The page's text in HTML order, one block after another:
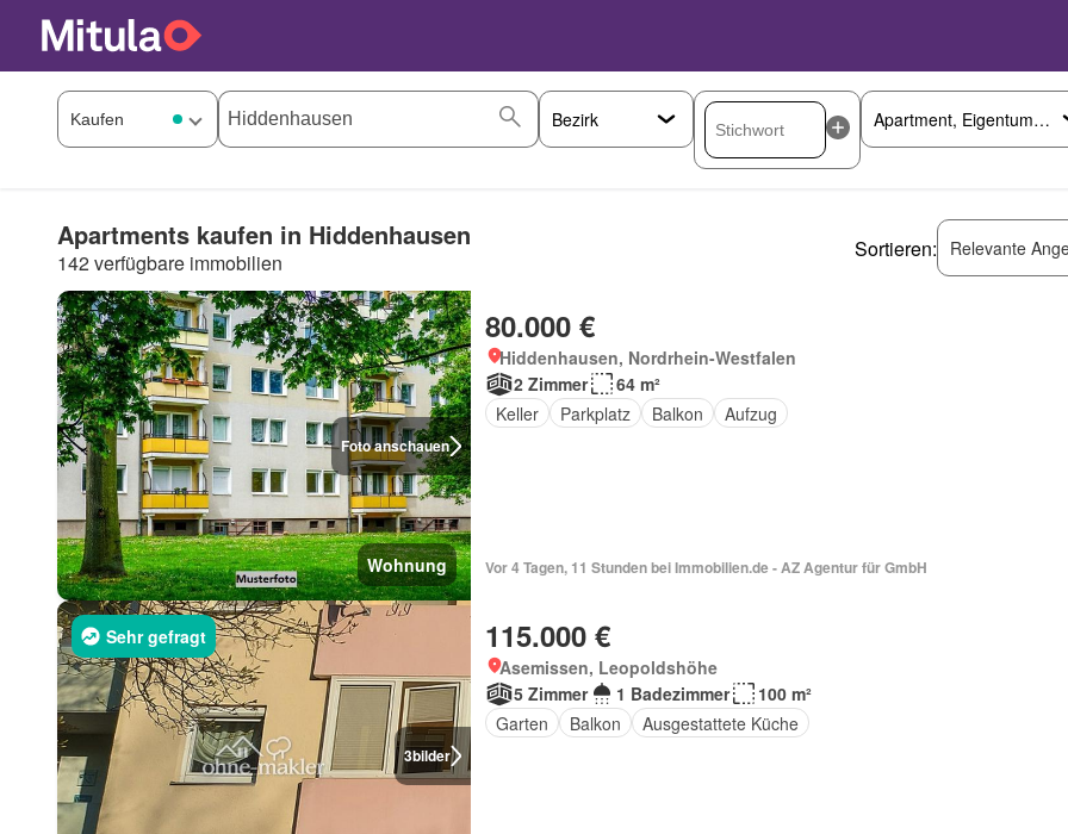
Apartments kaufen in Hiddenhausen
142 verfügbare immobilien
Sortieren: Relevante
Foto anschauen
Wohnung
80.000 €
Hiddenhausen, Nordrhein-Westfalen
2 Zimmer
64 m²
Keller
Parkplatz Balkon Aufzug
Vor 4 Tagen, 11 Stunden bei Immobilien.de - AZ Agentur für GmbH
3bilder
Sehr gefragt 115.000 €
Asemissen, Leopoldshöhe
5 Zimmer
1 Badezimmer
100 m²
Garten
Balkon Ausgestattete Küche